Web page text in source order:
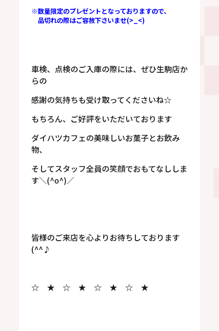
※数量限定のプレゼントとなっておりますので、
品切れの際はご容赦下さいませ(>_<)
車検、点検のご入庫の際には、ぜひ生駒店か
らの
感謝の気持ちも受け取ってくださいね☆
もちろん、ご好評をいただいております
ダイハツカフェの美味しいお菓子とお飲み
物、
そしてスタッフ全員の笑顔でおもてなししま
す＼(^o^)／
皆様のご来店を心よりお待ちしております
(^^♪
☆ ★ ☆ ★ ☆ ★ ☆ ★